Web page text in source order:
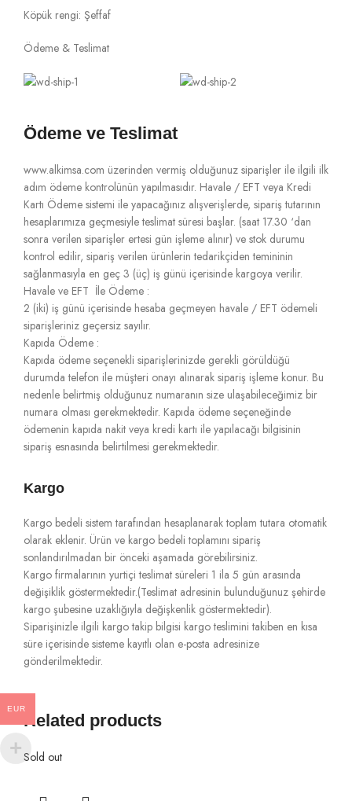
Köpük rengi: Şeffaf
Ödeme & Teslimat
Ödeme ve Teslimat
www.alkimsa.com üzerinden vermiş olduğunuz siparişler ile ilgili ilk
adım ödeme kontrolünün yapılmasıdır. Havale / EFT veya Kredi
Kartı Ödeme sistemi ile yapacağınız alışverişlerde, sipariş tutarının
hesaplarımıza geçmesiyle teslimat süresi başlar. (saat 17.30 ‘dan
sonra verilen siparişler ertesi gün işleme alınır) ve stok durumu
kontrol edilir, sipariş verilen ürünlerin tedarikçiden temininin
sağlanmasıyla en geç 3 (üç) iş günü içerisinde kargoya verilir.
Havale ve EFT İle Ödeme :
2 (iki) iş günü içerisinde hesaba geçmeyen havale / EFT ödemeli
siparişleriniz geçersiz sayılır.
Kapıda Ödeme :
Kapıda ödeme seçenekli siparişlerinizde gerekli görüldüğü
durumda telefon ile müşteri onayı alınarak sipariş işleme konur. Bu
nedenle belirtmiş olduğunuz numaranın size ulaşabileceğimiz bir
numara olması gerekmektedir. Kapıda ödeme seçeneğinde
ödemenin kapıda nakit veya kredi kartı ile yapılacağı bilgisinin
sipariş esnasında belirtilmesi gerekmektedir.
Kargo
Kargo bedeli sistem tarafından hesaplanarak toplam tutara otomatik
olarak eklenir. Ürün ve kargo bedeli toplamını sipariş
sonlandırılmadan bir önceki aşamada görebilirsiniz.
Kargo firmalarının yurtiçi teslimat süreleri 1 ila 5 gün arasında
değişiklik göstermektedir.(Teslimat adresinin bulunduğunuz şehirde
kargo şubesine uzaklığıyla değişkenlik göstermektedir).
Siparişinizle ilgili kargo takip bilgisi kargo teslimini takiben en kısa
süre içerisinde sisteme kayıtlı olan e-posta adresinize
gönderilmektedir.
Related products
Sold out
EUR